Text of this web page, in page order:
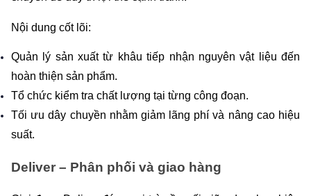
Nội dung cốt lõi:
Quản lý sản xuất từ khâu tiếp nhận nguyên vật liệu đến
hoàn thiện sản phẩm.
Tổ chức kiểm tra chất lượng tại từng công đoạn.
Tối ưu dây chuyền nhằm giảm lãng phí và nâng cao hiệu
suất.
Deliver – Phân phối và giao hàng